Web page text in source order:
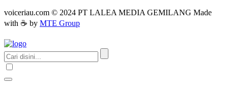
voiceriau.com © 2024 PT LALEA MEDIA GEMILANG Made
with ☕ by MTE Group